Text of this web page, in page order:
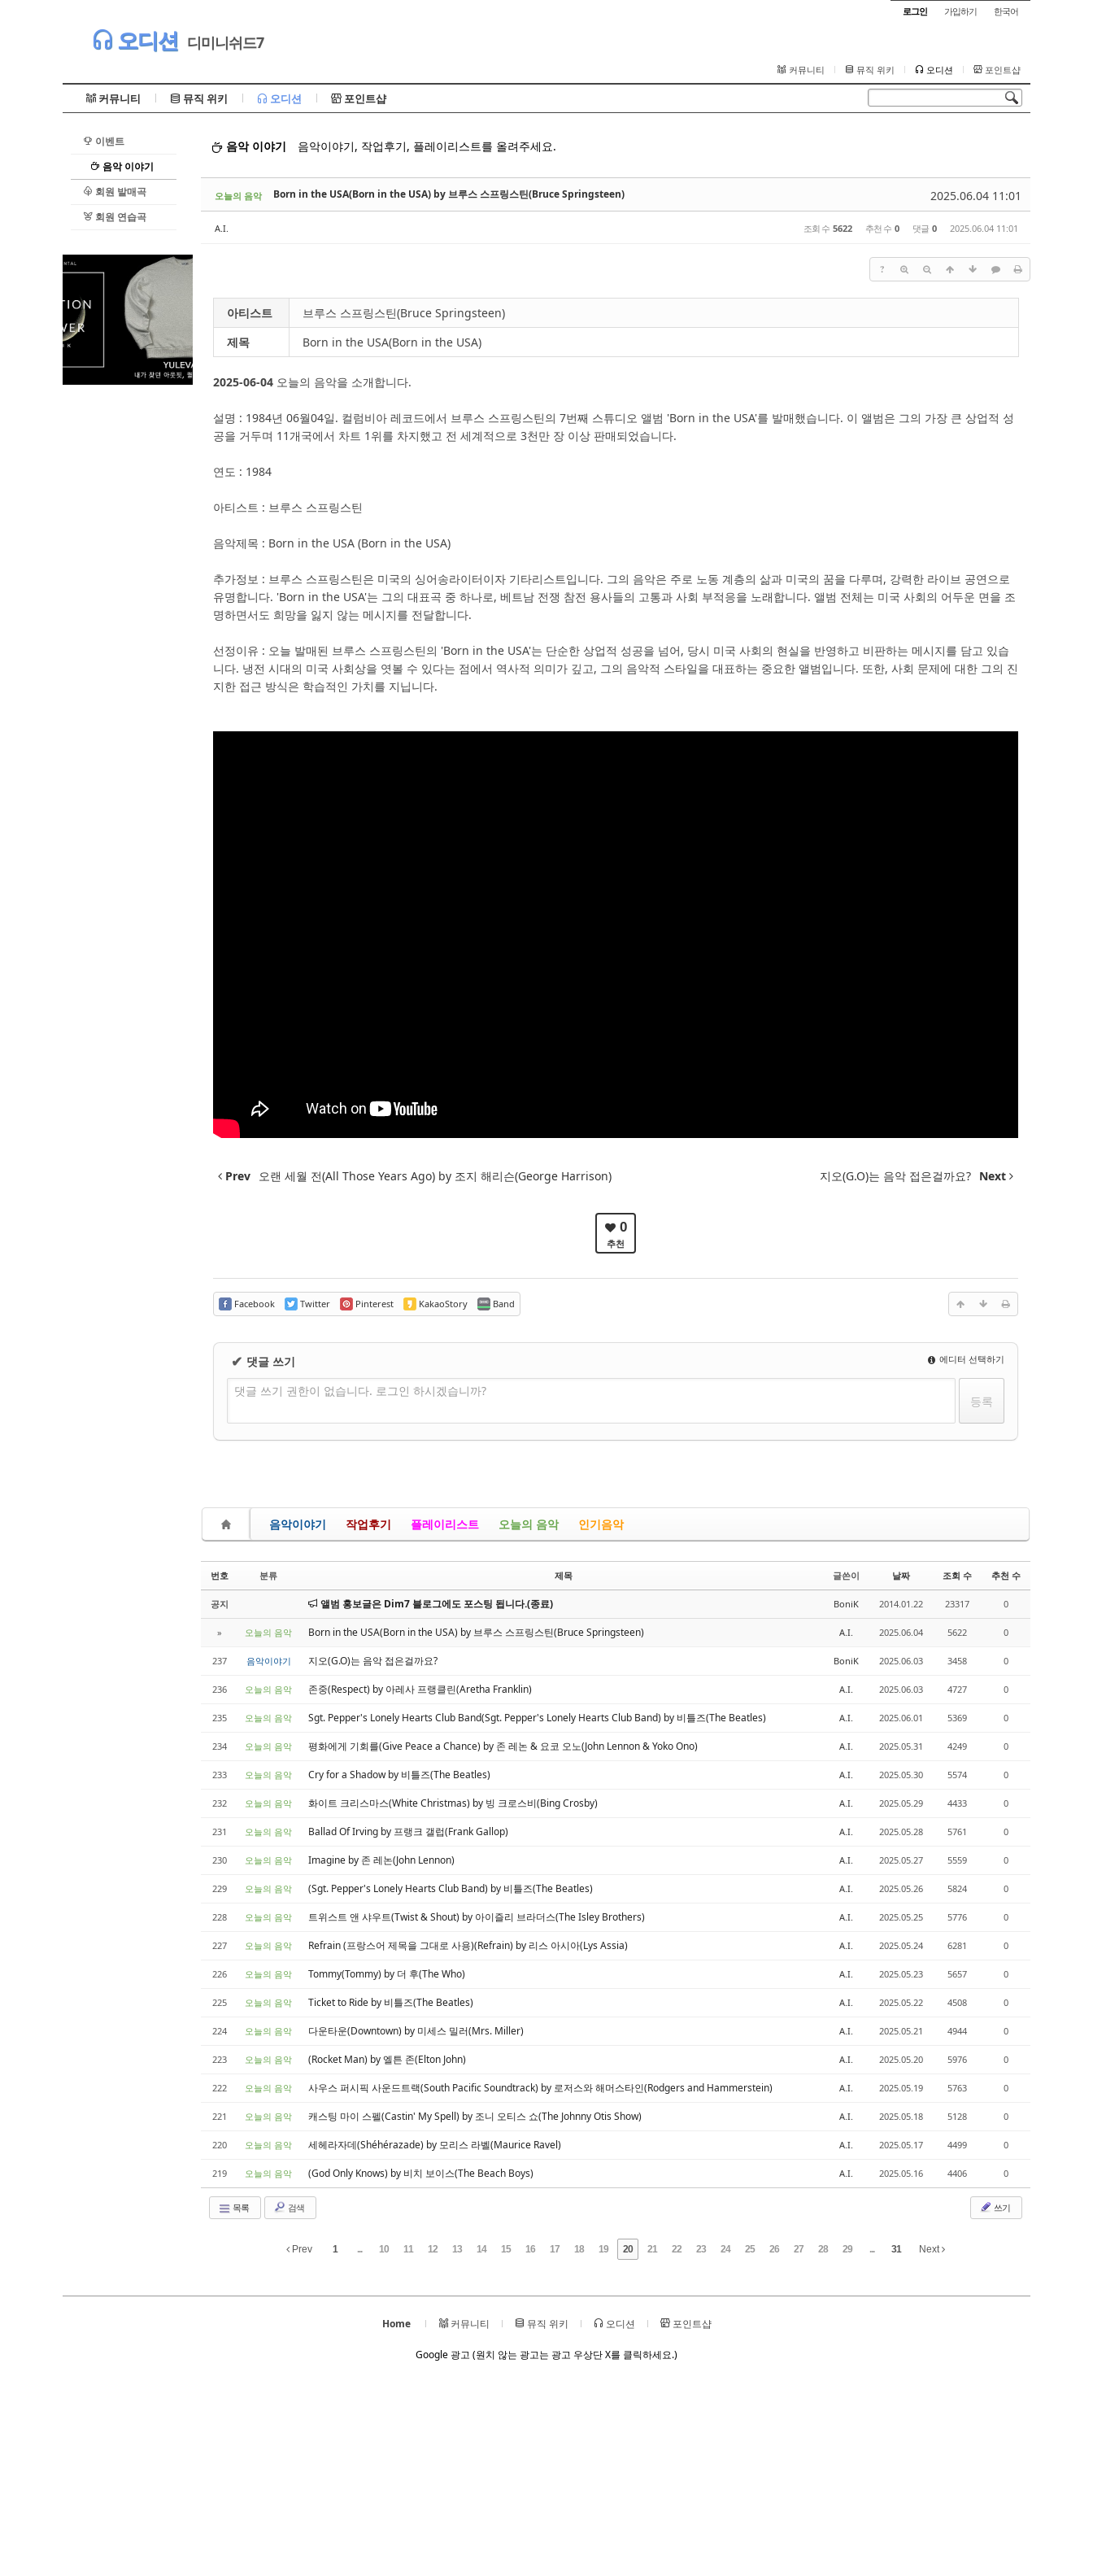
로그인 가입하기 한국어
오디션 디미니쉬드7
커뮤니티 뮤직 위키 오디션 포인트샵
커뮤니티 뮤직 위키 오디션 포인트샵
이벤트
음악 이야기
회원 발매곡
회원 연습곡
음악 이야기 음악이야기, 작업후기, 플레이리스트를 올려주세요.
오늘의 음악 2025.06.04 11:01
Born in the USA(Born in the USA) by 브루스 스프링스틴(Bruce Springsteen)
A.I. 조회 수 5622 추천 수 0 댓글 0 2025.06.04 11:01
?
아티스트
브루스 스프링스틴(Bruce Springsteen)
제목
Born in the USA(Born in the USA)
2025-06-04 오늘의 음악을 소개합니다.
설명 : 1984년 06월04일. 컬럼비아 레코드에서 브루스 스프링스틴의 7번째 스튜디오 앨범 'Born in the USA'를 발매했습니다. 이 앨범은 그의 가장 큰 상업적 성
공을 거두며 11개국에서 차트 1위를 차지했고 전 세계적으로 3천만 장 이상 판매되었습니다.
연도 : 1984
아티스트 : 브루스 스프링스틴
음악제목 : Born in the USA (Born in the USA)
추가정보 : 브루스 스프링스틴은 미국의 싱어송라이터이자 기타리스트입니다. 그의 음악은 주로 노동 계층의 삶과 미국의 꿈을 다루며, 강력한 라이브 공연으로
유명합니다. 'Born in the USA'는 그의 대표곡 중 하나로, 베트남 전쟁 참전 용사들의 고통과 사회 부적응을 노래합니다. 앨범 전체는 미국 사회의 어두운 면을 조
명하면서도 희망을 잃지 않는 메시지를 전달합니다.
선정이유 : 오늘 발매된 브루스 스프링스틴의 'Born in the USA'는 단순한 상업적 성공을 넘어, 당시 미국 사회의 현실을 반영하고 비판하는 메시지를 담고 있습
니다. 냉전 시대의 미국 사회상을 엿볼 수 있다는 점에서 역사적 의미가 깊고, 그의 음악적 스타일을 대표하는 중요한 앨범입니다. 또한, 사회 문제에 대한 그의 진
지한 접근 방식은 학습적인 가치를 지닙니다.
Prev 오랜 세월 전(All Those Years Ago) by 조지 해리슨(George Harrison) 지오(G.O)는 음악 접은걸까요? Next
0
추천
Facebook Twitter Pinterest KakaoStory Band
✔ 댓글 쓰기 에디터 선택하기
댓글 쓰기 권한이 없습니다. 로그인 하시겠습니까?
음악이야기 작업후기 플레이리스트 오늘의 음악 인기음악
번호 분류 제목 글쓴이 날짜 조회 수 추천 수
공지 앨범 홍보글은 Dim7 블로그에도 포스팅 됩니다.(종료) BoniK 2014.01.22 23317 0
» 오늘의 음악 Born in the USA(Born in the USA) by 브루스 스프링스틴(Bruce Springsteen) A.I. 2025.06.04 5622 0
237 음악이야기 지오(G.O)는 음악 접은걸까요? BoniK 2025.06.03 3458 0
236 오늘의 음악 존중(Respect) by 아레사 프랭클린(Aretha Franklin) A.I. 2025.06.03 4727 0
235 오늘의 음악 Sgt. Pepper's Lonely Hearts Club Band(Sgt. Pepper's Lonely Hearts Club Band) by 비틀즈(The Beatles) A.I. 2025.06.01 5369 0
234 오늘의 음악 평화에게 기회를(Give Peace a Chance) by 존 레논 & 요코 오노(John Lennon & Yoko Ono) A.I. 2025.05.31 4249 0
233 오늘의 음악 Cry for a Shadow by 비틀즈(The Beatles) A.I. 2025.05.30 5574 0
232 오늘의 음악 화이트 크리스마스(White Christmas) by 빙 크로스비(Bing Crosby) A.I. 2025.05.29 4433 0
231 오늘의 음악 Ballad Of Irving by 프랭크 갤럽(Frank Gallop) A.I. 2025.05.28 5761 0
230 오늘의 음악 Imagine by 존 레논(John Lennon) A.I. 2025.05.27 5559 0
229 오늘의 음악 (Sgt. Pepper's Lonely Hearts Club Band) by 비틀즈(The Beatles) A.I. 2025.05.26 5824 0
228 오늘의 음악 트위스트 앤 샤우트(Twist & Shout) by 아이즐리 브라더스(The Isley Brothers) A.I. 2025.05.25 5776 0
227 오늘의 음악 Refrain (프랑스어 제목을 그대로 사용)(Refrain) by 리스 아시아(Lys Assia) A.I. 2025.05.24 6281 0
226 오늘의 음악 Tommy(Tommy) by 더 후(The Who) A.I. 2025.05.23 5657 0
225 오늘의 음악 Ticket to Ride by 비틀즈(The Beatles) A.I. 2025.05.22 4508 0
224 오늘의 음악 다운타운(Downtown) by 미세스 밀러(Mrs. Miller) A.I. 2025.05.21 4944 0
223 오늘의 음악 (Rocket Man) by 엘튼 존(Elton John) A.I. 2025.05.20 5976 0
222 오늘의 음악 사우스 퍼시픽 사운드트랙(South Pacific Soundtrack) by 로저스와 해머스타인(Rodgers and Hammerstein) A.I. 2025.05.19 5763 0
221 오늘의 음악 캐스팅 마이 스펠(Castin' My Spell) by 조니 오티스 쇼(The Johnny Otis Show) A.I. 2025.05.18 5128 0
220 오늘의 음악 세헤라자데(Shéhérazade) by 모리스 라벨(Maurice Ravel) A.I. 2025.05.17 4499 0
219 오늘의 음악 (God Only Knows) by 비치 보이스(The Beach Boys) A.I. 2025.05.16 4406 0
목록 검색 쓰기
Prev 1 ... 10 11 12 13 14 15 16 17 18 19 20 21 22 23 24 25 26 27 28 29 ... 31 Next
Home 커뮤니티 뮤직 위키 오디션 포인트샵
Google 광고 (원치 않는 광고는 광고 우상단 X를 클릭하세요.)
Sketchbook5, 스케치북5
Sketchbook5, 스케치북5